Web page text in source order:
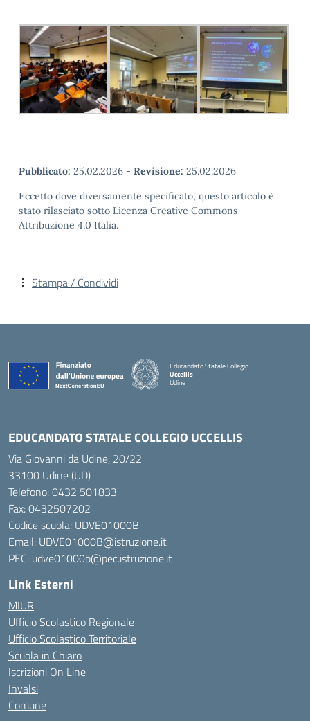
Pubblicato: 25.02.2026 - Revisione: 25.02.2026
Eccetto dove diversamente specificato, questo articolo è
stato rilasciato sotto Licenza Creative Commons
Attribuzione 4.0 Italia.
Stampa / Condividi
Educandato Statale Collegio
Uccellis
Udine
EDUCANDATO STATALE COLLEGIO UCCELLIS
Via Giovanni da Udine, 20/22
33100 Udine (UD)
Telefono:0432 501833
Fax: 0432507202
Codice scuola: UDVE01000B
Email: UDVE01000B@istruzione.it
PEC: udve01000b@pec.istruzione.it
Link Esterni
MIUR
Ufficio Scolastico Regionale
Ufficio Scolastico Territoriale
Scuola in Chiaro
Iscrizioni On Line
Invalsi
Comune